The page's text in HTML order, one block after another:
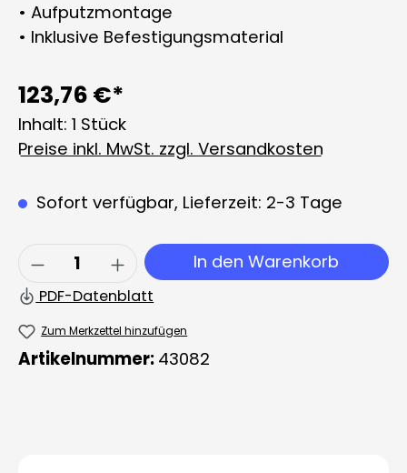
• Aufputzmontage
• Inklusive Befestigungsmaterial
123,76 €*
Inhalt: 1 Stück
Preise inkl. MwSt. zzgl. Versandkosten
Sofort verfügbar, Lieferzeit: 2-3 Tage
Produkt Anzahl: Gib den
In den Warenkorb
PDF-Datenblatt
Zum Merkzettel hinzufügen
Artikelnummer: 43082